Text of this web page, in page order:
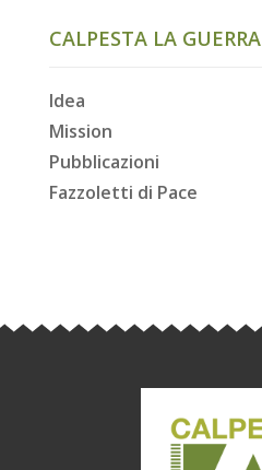
CALPESTA LA GUERRA
Idea
Mission
Pubblicazioni
Fazzoletti di Pace